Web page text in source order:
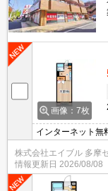
画像：7枚
インターネット無
株式会社エイブル 多摩
情報更新日 2026/08/08